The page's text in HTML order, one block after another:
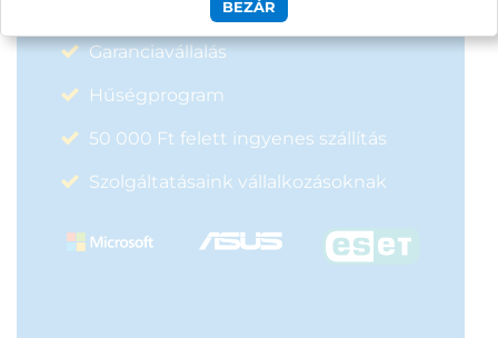
Nagy raktárkészlet
Garanciavállalás
Hűségprogram
50 000 Ft felett ingyenes szállítás
Szolgáltatásaink vállalkozásoknak
BEZÁR